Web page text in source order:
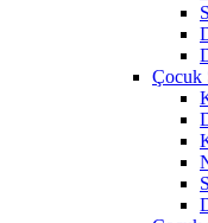
Çocuk